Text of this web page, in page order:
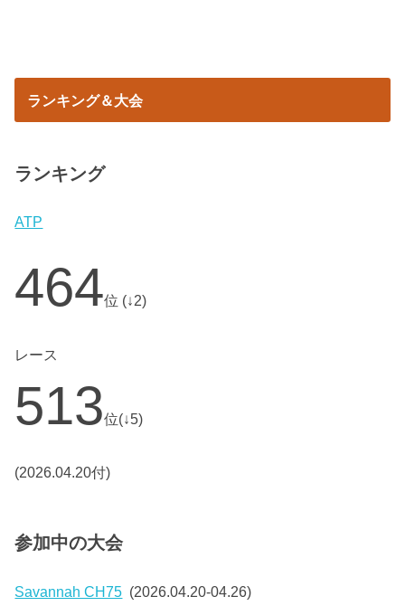
ランキング＆大会
ランキング
ATP
464位 (↓2)
レース
513位(↓5)
(2026.04.20付)
参加中の大会
Savannah CH75 (2026.04.20-04.26)